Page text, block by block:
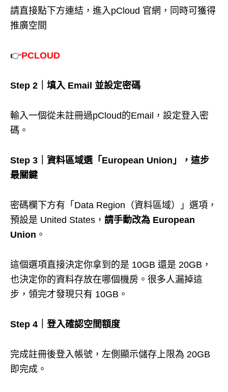
請直接點下方連結，進入pCloud 官網，同時可獲得
推廣空間
👉PCLOUD
Step 2｜填入 Email 並設定密碼
輸入一個從未註冊過pCloud的Email，設定登入密
碼。
Step 3｜資料區域選「European Union」，這步
最關鍵
密碼欄下方有「Data Region（資料區域）」選項，
預設是 United States， 請手動改為 European
Union 。
這個選項直接決定你拿到的是 10GB 還是 20GB，
也決定你的資料存放在哪個機房。很多人漏掉這
步，領完才發現只有 10GB。
Step 4｜登入確認空間額度
完成註冊後登入帳號，左側顯示儲存上限為 20GB
即完成。